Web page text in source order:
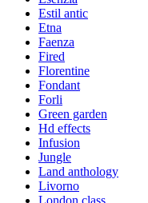
Estil antic
Etna
Faenza
Fired
Florentine
Fondant
Forli
Green garden
Hd effects
Infusion
Jungle
Land anthology
Livorno